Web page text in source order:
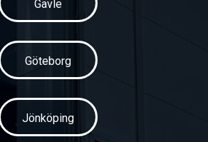
Gävle
Göteborg
Jönköping